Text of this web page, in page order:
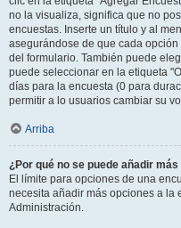
no la visualiza, significa que no
encuestas. Inserte un título y al
asegurándose de que cada
del formulario. También puede
puede seleccionar en la etiqueta
días para la encuesta (0 para
permitir a lo usuarios cambiar su
Arriba
¿Por qué no se puede añadir
El límite para opciones de una
necesita añadir más opciones a la
Administración.